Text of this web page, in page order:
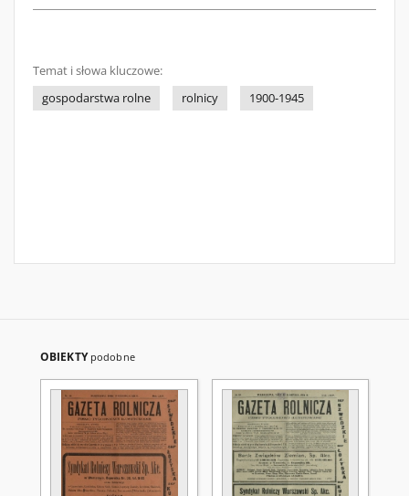
Temat i słowa kluczowe:
gospodarstwa rolne
rolnicy 1900-1945
OBIEKTY podobne